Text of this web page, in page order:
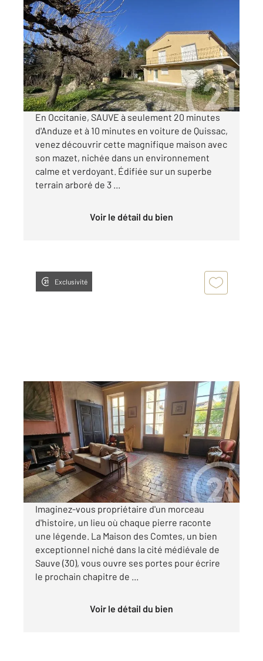
SAUVE 30
156,97 m2, 10 pièces
Ref : 13829
Maison à vendre
350 000 €
Visiter le site dédié
En Occitanie, SAUVE à seulement 20 minutes
d'Anduze et à 10 minutes en voiture de Quissac,
venez découvrir cette magnifique maison avec
son mazet, nichée dans un environnement
calme et verdoyant. Édifiée sur un superbe
terrain arboré de 3 ...
Voir le détail du bien
Exclusivité
SAUVE 30
455 m , 7 pièces
Ref : 13229
Maison à vendre
790 000 €
Visiter le site dédié
Imaginez-vous propriétaire d'un morceau
d'histoire, un lieu où chaque pierre raconte
une légende. La Maison des Comtes, un bien
exceptionnel niché dans la cité médiévale de
Sauve (30), vous ouvre ses portes pour écrire
le prochain chapitre de ...
Voir le détail du bien